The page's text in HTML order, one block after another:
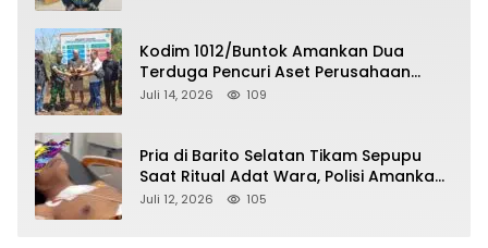
Kodim 1012/Buntok Amankan Dua
Terduga Pencuri Aset Perusahaan
Sitaan Satgas PKH, Satu Paket Diduga
Juli 14, 2026 109
Pria di Barito Selatan Tikam Sepupu
Saat Ritual Adat Wara, Polisi Amankan
Pelaku
Juli 12, 2026 105